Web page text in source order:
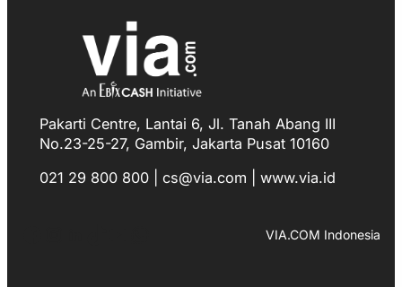
Pakarti Centre, Lantai 6, Jl. Tanah Abang III
No.23-25-27, Gambir, Jakarta Pusat 10160
021 29 800 800 | cs@via.com | www.via.id
VIA.COM Indonesia